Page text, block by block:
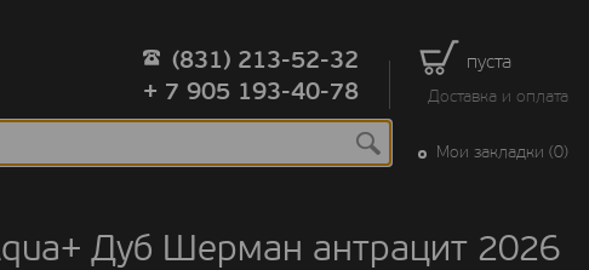
пуста
Доставка и оплата
(831) 213-52-32
+ 7 905 193-40-78
Мои закладки (0)
Дуб Шерман антрацит 2026